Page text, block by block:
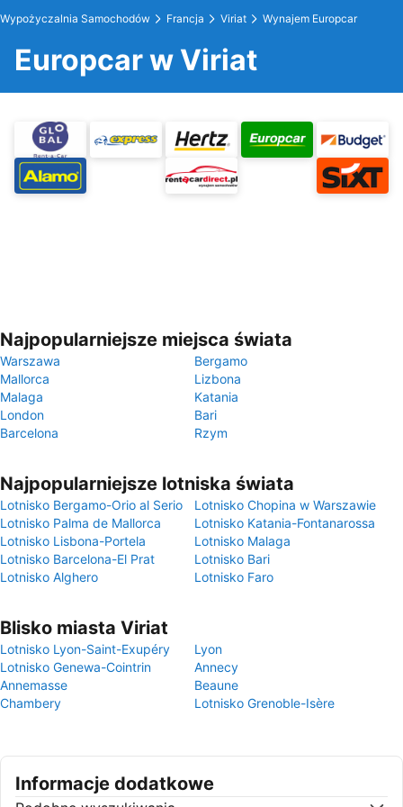
Wypożyczalnia Samochodów Francja Viriat Wynajem Europcar
Europcar w Viriat
Najpopularniejsze miejsca świata
Warszawa
Bergamo
Mallorca
Lizbona
Malaga
Katania
London
Bari
Barcelona
Rzym
Najpopularniejsze lotniska świata
Lotnisko Bergamo-Orio al Serio
Lotnisko Chopina w Warszawie
Lotnisko Palma de Mallorca
Lotnisko Katania-Fontanarossa
Lotnisko Lisbona-Portela
Lotnisko Malaga
Lotnisko Barcelona-El Prat
Lotnisko Bari
Lotnisko Alghero
Lotnisko Faro
Blisko miasta Viriat
Lotnisko Lyon-Saint-Exupéry
Lyon
Lotnisko Genewa-Cointrin
Annecy
Annemasse
Beaune
Chambery
Lotnisko Grenoble-Isère
Informacje dodatkowe